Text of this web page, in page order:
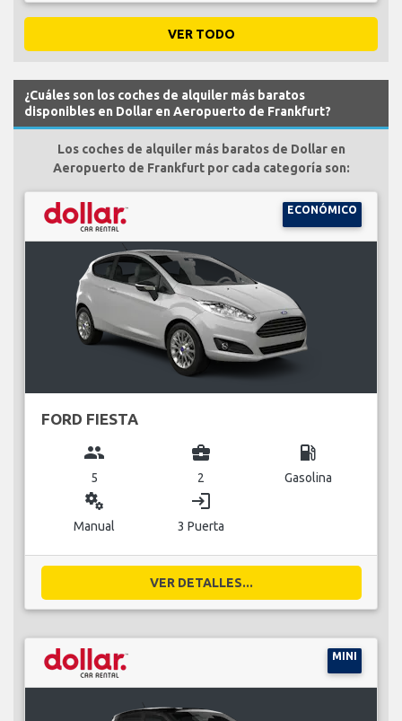
VER TODO
¿Cuáles son los coches de alquiler más baratos
disponibles en Dollar en Aeropuerto de Frankfurt?
Los coches de alquiler más baratos de Dollar en
Aeropuerto de Frankfurt por cada categoría son:
ECONÓMICO
FORD FIESTA
group
5
business_center
2
local_gas_station
Gasolina
miscellaneous_services
Manual
login
3 Puerta
VER DETALLES...
MINI